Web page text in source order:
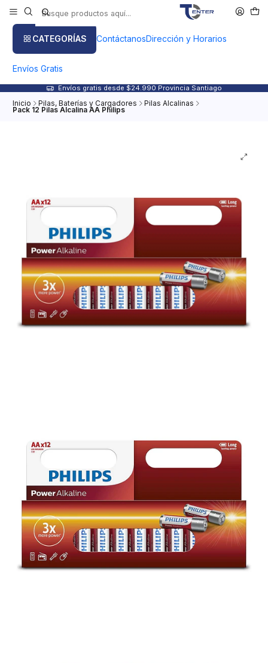
CATEGORÍAS ContáctanosDirección y Horarios
Envíos Gratis
Envíos gratis desde $24.990 Provincia Santiago
Inicio Pilas, Baterías y Cargadores Pilas Alcalinas
Pack 12 Pilas Alcalina AA Philips